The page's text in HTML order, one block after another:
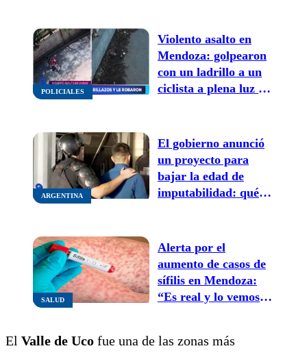
POLICIALES
Violento asalto en
Mendoza: golpearon
con un ladrillo a un
ciclista a plena luz del
ARGENTINA
El gobierno anunció
un proyecto para
bajar la edad de
imputabilidad: qué
SALUD
Alerta por el
aumento de casos de
sífilis en Mendoza:
“Es real y lo vemos
El Valle de Uco fue una de las zonas más